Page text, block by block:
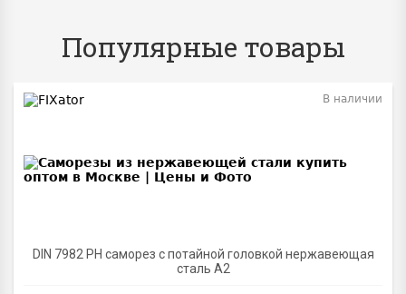
Популярные товары
DIN 7982 PH саморез с потайной головкой нержавеющая
сталь A2
В наличии